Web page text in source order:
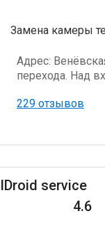
Замена камеры
Адрес:
перехода. Над
229 отзывов
IDroid service
4.6